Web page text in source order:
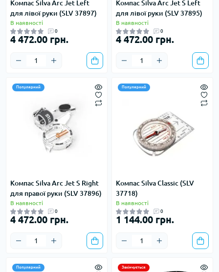
Компас Silva Arc Jet Left
для лівої руки (SLV 37897)
В наявності
0
4 472.00 грн.
Компас Silva Arc Jet S Left
для лівої руки (SLV 37895)
В наявності
0
4 472.00 грн.
Популярний
Компас Silva Arc Jet S Right
для правої руки (SLV 37896)
В наявності
0
4 472.00 грн.
Популярний
Компас Silva Classic (SLV
37718)
В наявності
0
1 144.00 грн.
Популярний Закінчується